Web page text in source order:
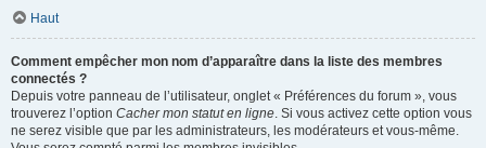
Haut
Comment empêcher mon nom d’apparaître dans la liste des membres
connectés ?
Depuis votre panneau de l’utilisateur, onglet « Préférences du forum », vous
trouverez l’option Cacher mon statut en ligne. Si vous activez cette option vous
ne serez visible que par les administrateurs, les modérateurs et vous-même.